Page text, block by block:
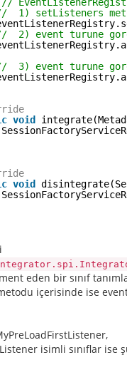
1) setListeners
2) event turune
3) event turune
void
void
eden bir sınıf
içerisinde ise
isimli sınıflar ise